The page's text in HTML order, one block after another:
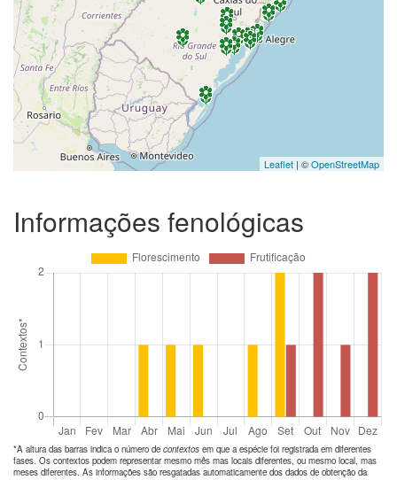
Leaflet | ©OpenStreetMap
Informações fenológicas
*A altura das barras indica o número de contextos em que a espécie foi registrada em diferentes
fases. Os contextos podem representar mesmo mês mas locais diferentes, ou mesmo local, mas
meses diferentes. As informações são resgatadas automaticamente dos dados de obtenção da